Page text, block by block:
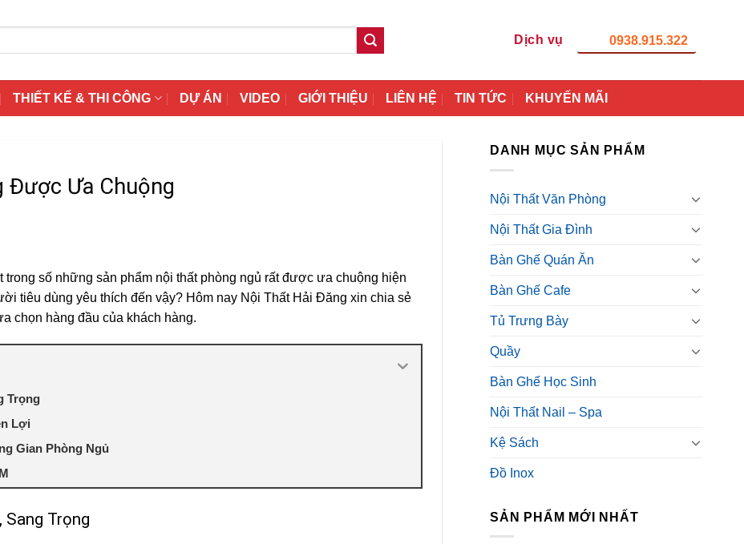
Dịch vụ 0938.915.322
THIẾT KẾ & THI CÔNG DỰ ÁN VIDEO GIỚI THIỆU LIÊN HỆ TIN TỨC KHUYẾN MÃI
Được Ưa Chuộng
trong số những sản phẩm nội thất phòng ngủ rất được ưa chuộng hiện
tiêu dùng yêu thích đến vậy? Hôm nay Nội Thất Hải Đăng xin chia sẻ
chọn hàng đầu của khách hàng.
Trọng
Lợi
Gian Phòng Ngủ
Sang Trọng
DANH MỤC SẢN PHẨM
Nội Thất Văn Phòng
Nội Thất Gia Đình
Bàn Ghế Quán Ăn
Bàn Ghế Cafe
Tủ Trưng Bày
Quầy
Bàn Ghế Học Sinh
Nội Thất Nail – Spa
Kệ Sách
Đồ Inox
SẢN PHẨM MỚI NHẤT